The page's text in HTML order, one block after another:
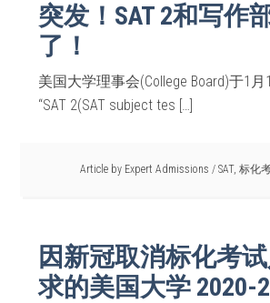
突发！SAT 2和写作
了！
美国大学理事会(College Board)于1
“SAT 2(SAT subject tes […]
Article by Expert Admissions / SAT, 标化
因新冠取消标化考
求的美国大学 2020-